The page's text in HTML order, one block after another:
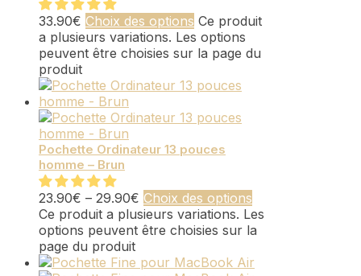
33.90€ Choix des options Ce produit
a plusieurs variations. Les options
peuvent être choisies sur la page du
produit
Pochette Ordinateur 13 pouces
homme – Brun
23.90€ – 29.90€ Choix des options
Ce produit a plusieurs variations. Les
options peuvent être choisies sur la
page du produit